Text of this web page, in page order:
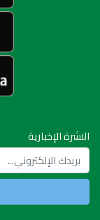
النشرة الإخبارية